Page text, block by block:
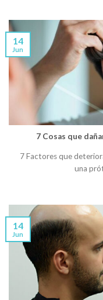
7 Cosas que
7 Factores que
una
14
Jun
14
Jun